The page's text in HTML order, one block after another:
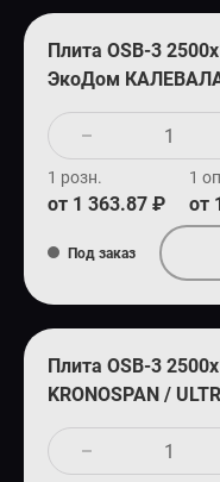
Плита OSB-3
ЭкоДом
1 розн.
от 1 363.87 ₽
1
от
Под заказ
Плита OSB-3
KRONOSPAN /